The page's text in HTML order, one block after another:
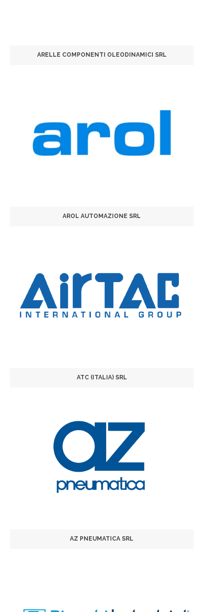
ARELLE COMPONENTI OLEODINAMICI SRL
AROL AUTOMAZIONE SRL
ATC (ITALIA) SRL
AZ PNEUMATICA SRL